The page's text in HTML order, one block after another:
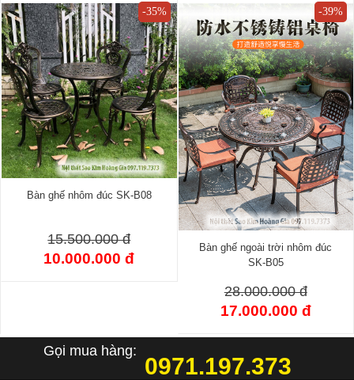
-35%
Bàn ghế nhôm đúc SK-B08
15.500.000 đ
10.000.000 đ
-39%
Bàn ghế ngoài trời nhôm đúc
SK-B05
28.000.000 đ
17.000.000 đ
Gọi mua hàng:
0971.197.373